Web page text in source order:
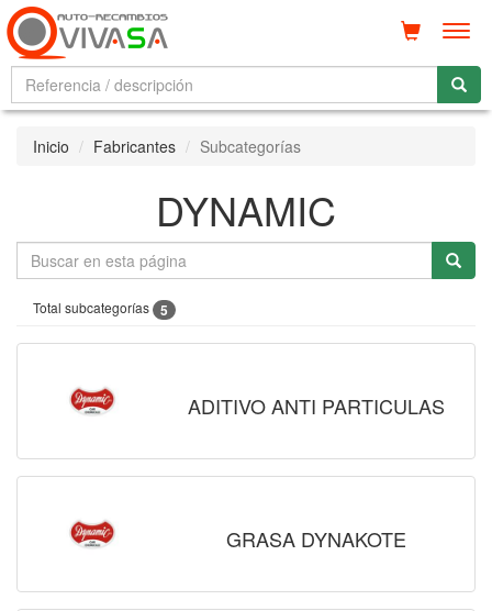
Inicio Fabricantes Subcategorías
DYNAMIC
Total subcategorías 5
ADITIVO ANTI PARTICULAS
GRASA DYNAKOTE